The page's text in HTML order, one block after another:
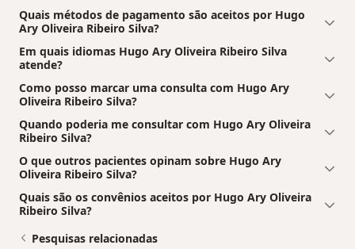
Quais métodos de pagamento são aceitos por Hugo
Ary Oliveira Ribeiro Silva?
Em quais idiomas Hugo Ary Oliveira Ribeiro Silva
atende?
Como posso marcar uma consulta com Hugo Ary
Oliveira Ribeiro Silva?
Quando poderia me consultar com Hugo Ary Oliveira
Ribeiro Silva?
O que outros pacientes opinam sobre Hugo Ary
Oliveira Ribeiro Silva?
Quais são os convênios aceitos por Hugo Ary Oliveira
Ribeiro Silva?
Pesquisas relacionadas